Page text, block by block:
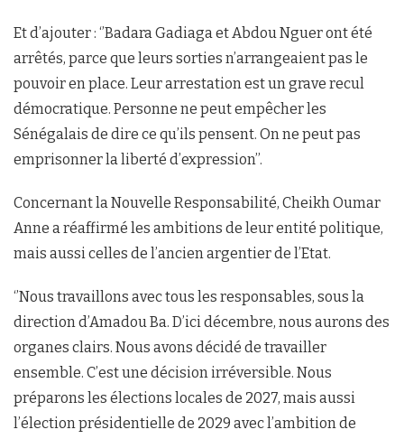
Et d’ajouter : ‘’Badara Gadiaga et Abdou Nguer ont été
arrêtés, parce que leurs sorties n’arrangeaient pas le
pouvoir en place. Leur arrestation est un grave recul
démocratique. Personne ne peut empêcher les
Sénégalais de dire ce qu’ils pensent. On ne peut pas
emprisonner la liberté d’expression’’.
Concernant la Nouvelle Responsabilité, Cheikh Oumar
Anne a réaffirmé les ambitions de leur entité politique,
mais aussi celles de l’ancien argentier de l’Etat.
‘’Nous travaillons avec tous les responsables, sous la
direction d’Amadou Ba. D’ici décembre, nous aurons des
organes clairs. Nous avons décidé de travailler
ensemble. C’est une décision irréversible. Nous
préparons les élections locales de 2027, mais aussi
l’élection présidentielle de 2029 avec l’ambition de